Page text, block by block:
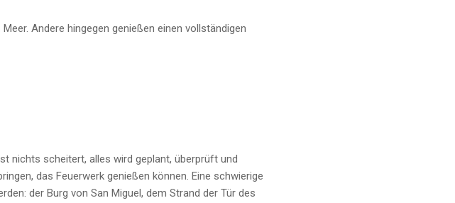
Andere hingegen genießen einen vollständigen
nichts scheitert, alles wird geplant, überprüft und
das Feuerwerk genießen können. Eine schwierige
der Burg von San Miguel, dem Strand der Tür des